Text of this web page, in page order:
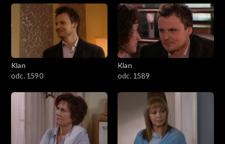
2901–3000
2801–2900
2701–2800
2501–2600
2401–2500
Klan
odc. 1590
Klan
odc. 1589